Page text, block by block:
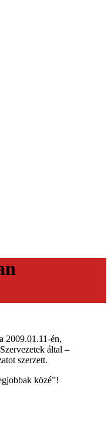
2009.01.11-én,
által –
szerzett.
közé”!